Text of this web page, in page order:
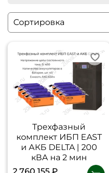
Трехфазный
комплект ИБП EAST
и АКБ DELTA | 200
кВА на 2 мин